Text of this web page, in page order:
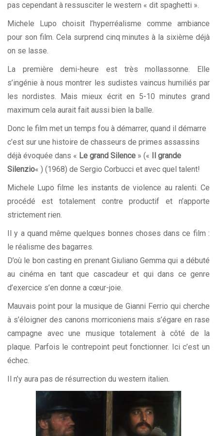
pas cependant à ressusciter le western « dit spaghetti ».
Michele Lupo choisit l’hyperréalisme comme ambiance
pour son film. Cela surprend cinq minutes à la sixième déjà
on se lasse.
La première demi-heure est très mollassonne. Elle
s’ingénie à nous montrer les sudistes vaincus humiliés par
les nordistes. Mais mieux écrit en 5-10 minutes grand
maximum cela aurait fait aussi bien la balle.
Donc le film met un temps fou à démarrer, quand il démarre
c’est sur une histoire de chasseurs de primes assassins
déjà évoquée dans « Le grand Silence » («
Il grande
Silenzio« ) (1968) de Sergio Corbucci et avec quel talent!
Michele Lupo filme les instants de violence au ralenti. Ce
procédé est totalement contre productif et n’apporte
strictement rien.
Il y a quand même quelques bonnes choses dans ce film :
le réalisme des bagarres.
D’où le bon casting en prenant Giuliano Gemma qui a débuté
au cinéma en tant que cascadeur et qui dans ce genre
d’exercice s’en donne a cœur-joie.
Mauvais point pour la musique de Gianni Ferrio qui cherche
à s’éloigner des canons morriconiens mais s’égare en rase
campagne avec une musique totalement à côté de la
plaque. Parfois le contrepoint peut fonctionner. Ici c’est un
échec.
Il n’y aura pas de résurrection du western italien.